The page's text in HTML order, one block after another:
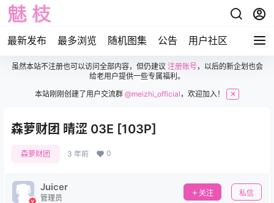
最新发布 最多浏览 随机图集 公告 用户社区
虽然本站不注册也可以访问全部内容，但仍建议 注册账号，以后的新企划也会
给老用户提供一些专属福利。
本站刚刚创建了用户交流群@meizhi_official ，欢迎加入！ ✕
森萝财团 晴涩 03E [103P]
森萝财团 3 年前 0
Juicer
管理员
关注 私信